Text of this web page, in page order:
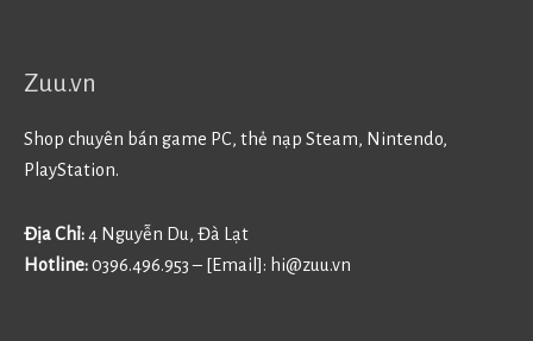
Zuu.vn
Shop chuyên bán game PC, thẻ nạp Steam, Nintendo,
PlayStation.
Địa Chỉ:4 Nguyễn Du, Đà Lạt
Hotline:0396.496.953 – [Email]: hi@zuu.vn